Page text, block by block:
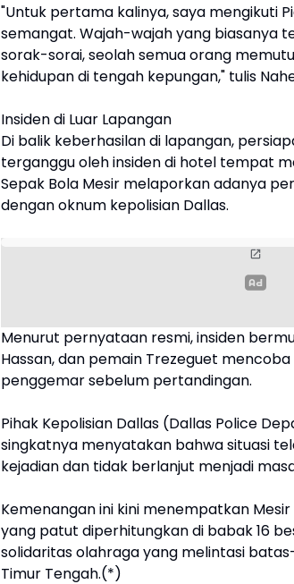
"Untuk pertama kalinya, saya mengikuti
semangat. Wajah-wajah yang biasanya
sorak-sorai, seolah semua orang
kehidupan di tengah kepungan," tulis
Insiden di Luar Lapangan
Di balik keberhasilan di lapangan,
terganggu oleh insiden di hotel tempat
Sepak Bola Mesir melaporkan adanya
dengan oknum kepolisian Dallas.
Menurut pernyataan resmi, insiden
Hassan, dan pemain Trezeguet
penggemar sebelum pertandingan.
Pihak Kepolisian Dallas (Dallas Police
singkatnya menyatakan bahwa situasi
kejadian dan tidak berlanjut menjadi
Kemenangan ini kini menempatkan
yang patut diperhitungkan di babak 16
solidaritas olahraga yang melintasi
Timur Tengah.(*)